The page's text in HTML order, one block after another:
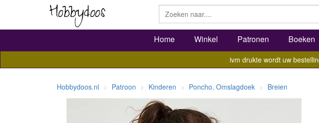
Home Winkel Patronen Boeken
ivm drukte wordt uw
Hobbydoos.nl Patroon Kinderen Poncho, Omslagdoek Breien